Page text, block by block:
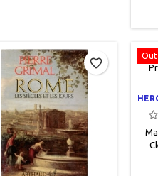
x
favorite_border